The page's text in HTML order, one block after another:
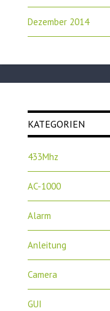
Dezember 2014
KATEGORIEN
433Mhz
AC-1000
Alarm
Anleitung
Camera
GUI